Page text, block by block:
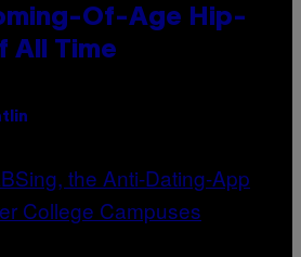
Of-Age Hip-
All Time